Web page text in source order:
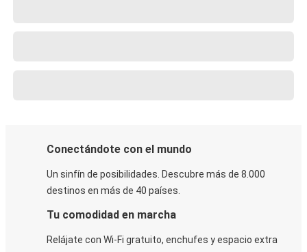
Conectándote con el mundo
Un sinfín de posibilidades. Descubre más de 8.000
destinos en más de 40 países.
Tu comodidad en marcha
Relájate con Wi-Fi gratuito, enchufes y espacio extra